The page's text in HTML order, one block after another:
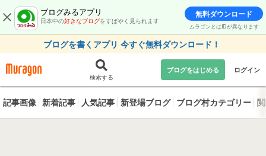
ブログみるアプリ
日本中の好きなブログをすばやく見られます
無料ダウンロード
ムラゴンとはIDが異なります
ブログを書くアプリ 今すぐ無料ダウンロード！
検索する
ブログをはじめる ログイン
記事画像 新着記事 人気記事 新登場ブログ ブログ村カテゴリー